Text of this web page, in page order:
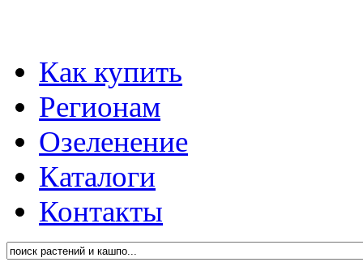
Как купить
Регионам
Озеленение
Каталоги
Контакты